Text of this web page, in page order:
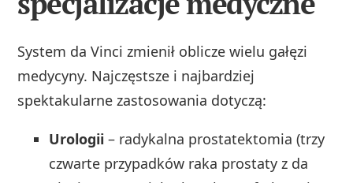
System da Vinci zmienił oblicze wielu gałęzi
medycyny. Najczęstsze i najbardziej
spektakularne zastosowania dotyczą:
Urologii – radykalna prostatektomia (trzy
czwarte przypadków raka prostaty z da